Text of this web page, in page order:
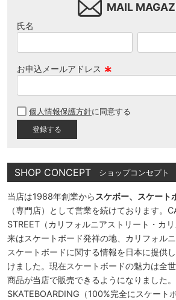
MAIL
氏名
お申込メールアドレス
須
個人情報保護方針に同意する
SHOP CONCEPT ショップコンセプト
当店は1988年創業から スケボー、スケート
（専門店）として営業を続けております。
STREET（カリフォルニアストリート・カ
来はスケートボード発祥の地、カリフォル
スケートボードに関する情報を日本に提供
けました。現在スケートボードの魅力は全
商品が当店で販売できるようになりました
SKATEBOARDING（100%完全にスケート